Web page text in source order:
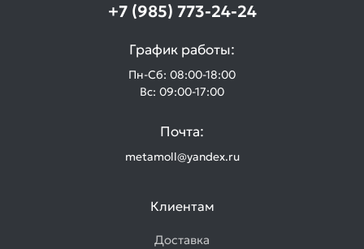
+7 (985) 773-24-24
График работы:
Пн-Сб: 08:00-18:00
Вс: 09:00-17:00
Почта:
metamoll@yandex.ru
Клиентам
Доставка